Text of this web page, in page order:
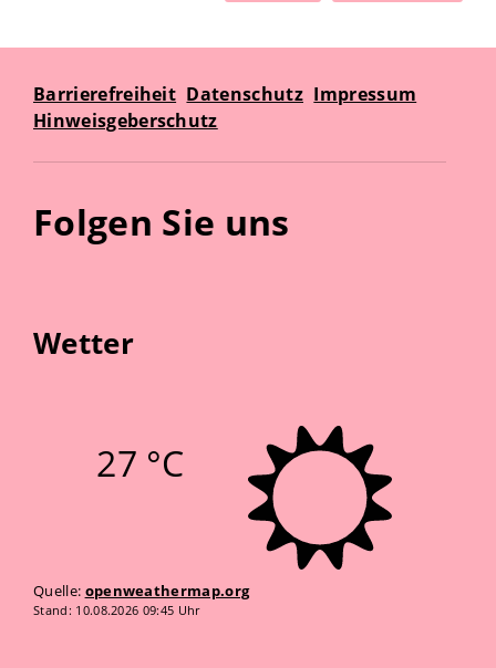
Barrierefreiheit Datenschutz Impressum
Hinweisgeberschutz
Folgen Sie uns
Wetter
27 °C
Quelle: openweathermap.org
Stand: 10.08.2026 09:45 Uhr